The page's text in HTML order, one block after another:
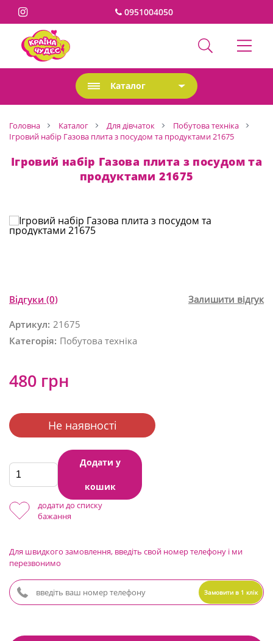
0951004050
Каталог
Головна Каталог Для дівчаток
Побутова техніка
Ігровий набір Газова плита з посудом та продуктами 21675
Ігровий набір Газова плита з посудом та
продуктами 21675
Відгуки (0) Залишити відгук
Артикул: 21675
Категорія: Побутова техніка
480 грн
Не наявності
Додати у
кошик
додати до списку
бажання
Для швидкого замовлення, введіть свой номер телефону і ми
перезвонимо
Замовити в 1 клік